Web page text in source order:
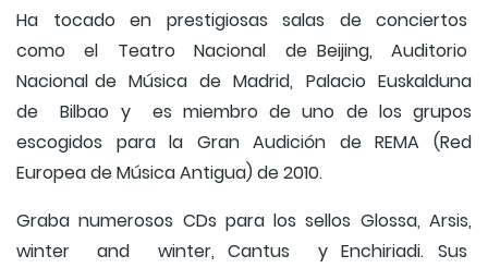
Ha tocado en prestigiosas salas de conciertos
como el Teatro Nacional de Beijing, Auditorio
Nacional de Música de Madrid, Palacio Euskalduna
de Bilbao y es miembro de uno de los grupos
escogidos para la Gran Audición de REMA (Red
Europea de Música Antigua) de 2010.
Graba numerosos CDs para los sellos Glossa, Arsis,
winter and winter, Cantus y Enchiriadi. Sus